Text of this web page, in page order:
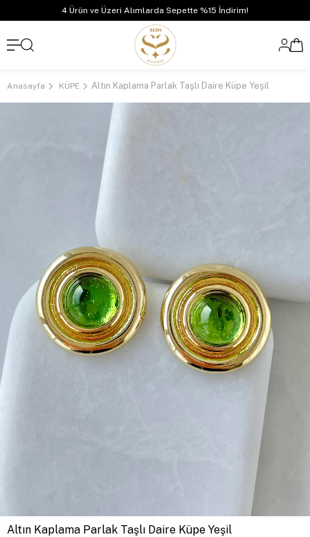
4 Ürün ve Üzeri Alımlarda Sepette %15 İndirim!
Anasayfa KÜPE Altın Kaplama Parlak Taşlı Daire Küpe Yeşil
Altın Kaplama Parlak Taşlı Daire Küpe Yeşil